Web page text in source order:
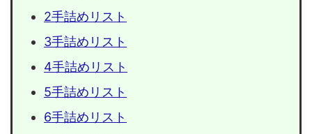
2手詰めリスト
3手詰めリスト
4手詰めリスト
5手詰めリスト
6手詰めリスト